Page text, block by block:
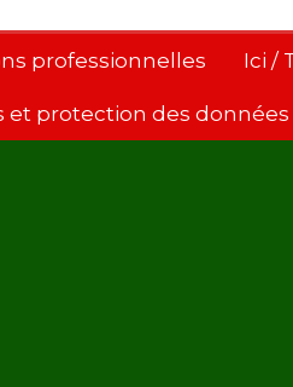
professionnelles Ici /
et protection des données